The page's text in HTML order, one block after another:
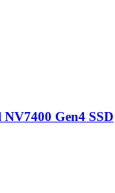
Gen4 SSD